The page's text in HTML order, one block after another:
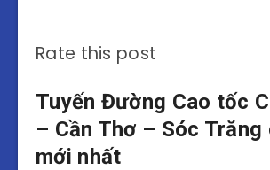
Rate this post
Tuyến Đường Cao tốc
– Cần Thơ – Sóc Trăng
mới nhất